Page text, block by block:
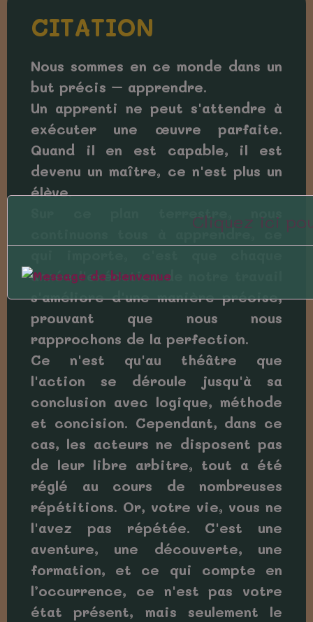
CITATION
Nous sommes en ce monde dans un
but précis – apprendre.
Un apprenti ne peut s'attendre à
exécuter une œuvre parfaite.
Quand il en est capable, il est
devenu un maître, ce n'est plus un
élève.
Sur ce plan terrestre, nous
continuons tous à apprendre, ce
année l'exécution de notre travail
s'améliore d'une manière précise,
prouvant que nous nous
rapprochons de la perfection.
Ce n'est qu'au théâtre que
l'action se déroule jusqu'à sa
conclusion avec logique, méthode
et concision. Cependant, dans ce
cas, les acteurs ne disposent pas
de leur libre arbitre, tout a été
réglé au cours de nombreuses
répétitions. Or, votre vie, vous ne
l'avez pas répétée. C'est une
aventure, une découverte, une
formation, et ce qui compte en
l’occurrence, ce n'est pas votre
état présent, mais seulement le
Cliquez ici